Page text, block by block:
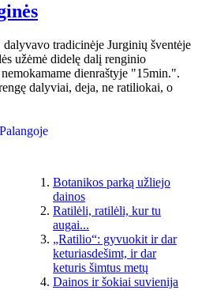
tradicinėje Jurginių šventėje
užėmė didelę dalį renginio
dienraštyje "15min.".
dalyviai, deja, ne ratiliokai, o
Botanikos parką užliejo
dainos
Ratilėli, ratilėli, kur tu
augai...
„Ratilio“: gyvuokit ir dar
keturiasdešimt, ir dar
keturis šimtus metų
Dainos ir šokiai suvienija